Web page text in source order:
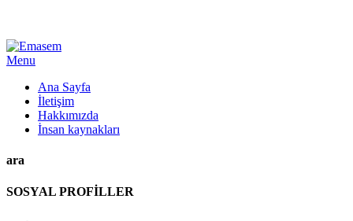
Menu
Ana Sayfa
İletişim
Hakkımızda
İnsan kaynakları
ara
SOSYAL PROFİLLER